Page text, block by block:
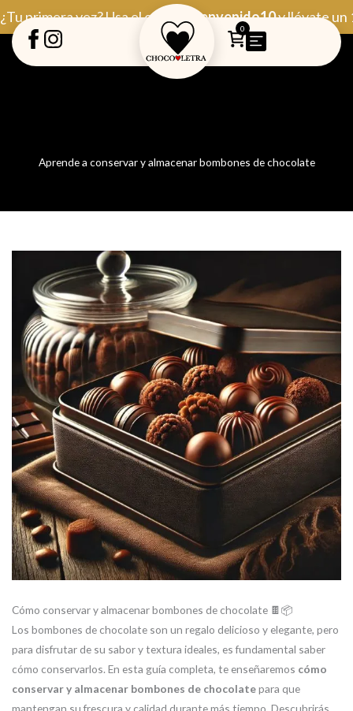
al
contenido
¿Tu primera vez? Usa el código Bienvenido10y llévate un
0
Aprende a conservar y almacenar bombones de chocolate
Cómo conservar y almacenar bombones de chocolate 🍫📦
Los bombones de chocolate son un regalo delicioso y elegante, pero
para disfrutar de su sabor y textura ideales, es fundamental saber
cómo conservarlos. En esta guía completa, te enseñaremos cómo
conservar y almacenar bombones de chocolatepara que
mantengan su frescura y calidad durante más tiempo. Descubrirás